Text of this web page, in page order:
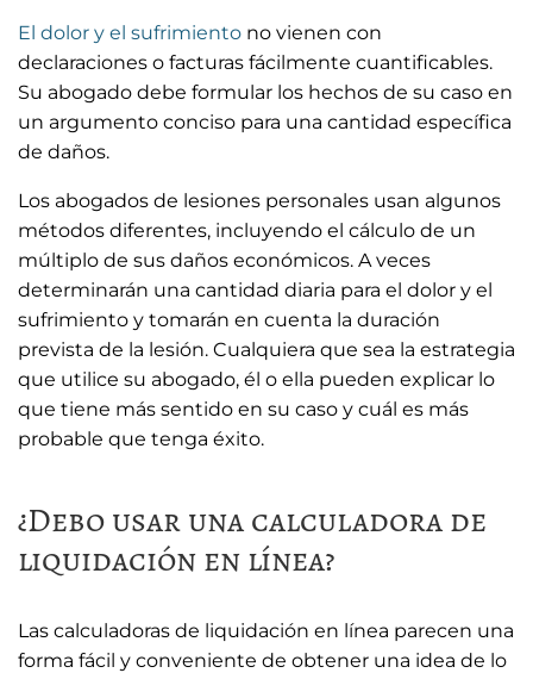
El dolor y el sufrimiento no vienen con
declaraciones o facturas fácilmente cuantificables.
Su abogado debe formular los hechos de su caso en
un argumento conciso para una cantidad específica
de daños.
Los abogados de lesiones personales usan algunos
métodos diferentes, incluyendo el cálculo de un
múltiplo de sus daños económicos. A veces
determinarán una cantidad diaria para el dolor y el
sufrimiento y tomarán en cuenta la duración
prevista de la lesión. Cualquiera que sea la estrategia
que utilice su abogado, él o ella pueden explicar lo
que tiene más sentido en su caso y cuál es más
probable que tenga éxito.
¿Debo usar una calculadora de
liquidación en línea?
Las calculadoras de liquidación en línea parecen una
forma fácil y conveniente de obtener una idea de lo